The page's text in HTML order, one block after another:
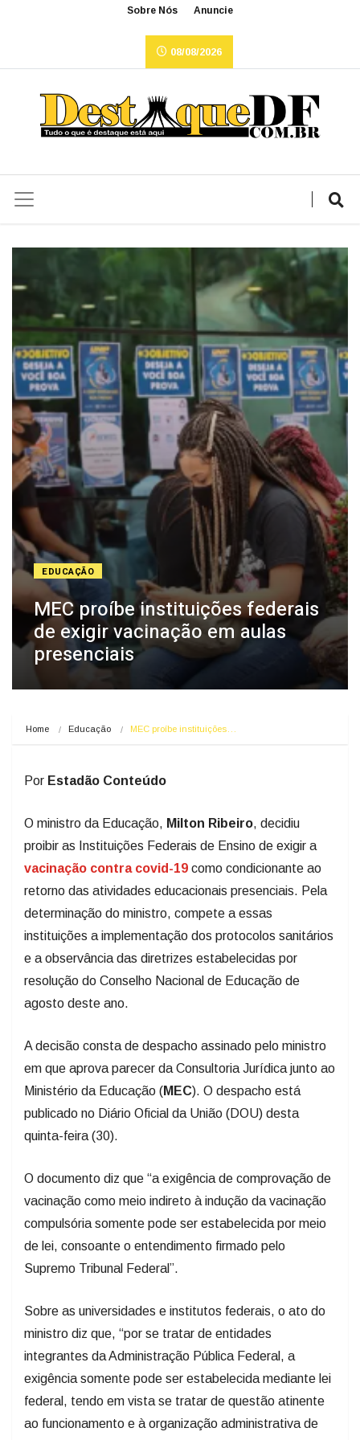
Sobre Nós Anuncie
08/08/2026
EDUCAÇÃO
MEC proíbe instituições federais
de exigir vacinação em aulas
presenciais
Home Educação MEC proíbe instituições…
Por Estadão Conteúdo
O ministro da Educação, Milton Ribeiro, decidiu
proibir as Instituições Federais de Ensino de exigir a
vacinação contra covid-19 como condicionante ao
retorno das atividades educacionais presenciais. Pela
determinação do ministro, compete a essas
instituições a implementação dos protocolos sanitários
e a observância das diretrizes estabelecidas por
resolução do Conselho Nacional de Educação de
agosto deste ano.
A decisão consta de despacho assinado pelo ministro
em que aprova parecer da Consultoria Jurídica junto ao
Ministério da Educação (MEC). O despacho está
publicado no Diário Oficial da União (DOU) desta
quinta-feira (30).
O documento diz que “a exigência de comprovação de
vacinação como meio indireto à indução da vacinação
compulsória somente pode ser estabelecida por meio
de lei, consoante o entendimento firmado pelo
Supremo Tribunal Federal”.
Sobre as universidades e institutos federais, o ato do
ministro diz que, “por se tratar de entidades
integrantes da Administração Pública Federal, a
exigência somente pode ser estabelecida mediante lei
federal, tendo em vista se tratar de questão atinente
ao funcionamento e à organização administrativa de